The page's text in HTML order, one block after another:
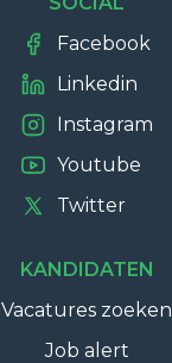
Facebook
Linkedin
Instagram
Youtube
Twitter
KANDIDATEN
Vacatures zoeken
Job alert